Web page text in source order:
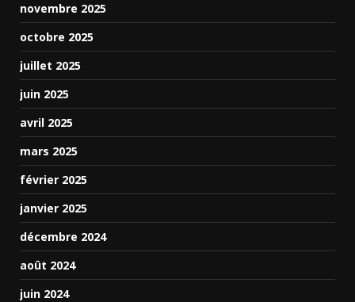
novembre 2025
octobre 2025
juillet 2025
juin 2025
avril 2025
mars 2025
février 2025
janvier 2025
décembre 2024
août 2024
juin 2024